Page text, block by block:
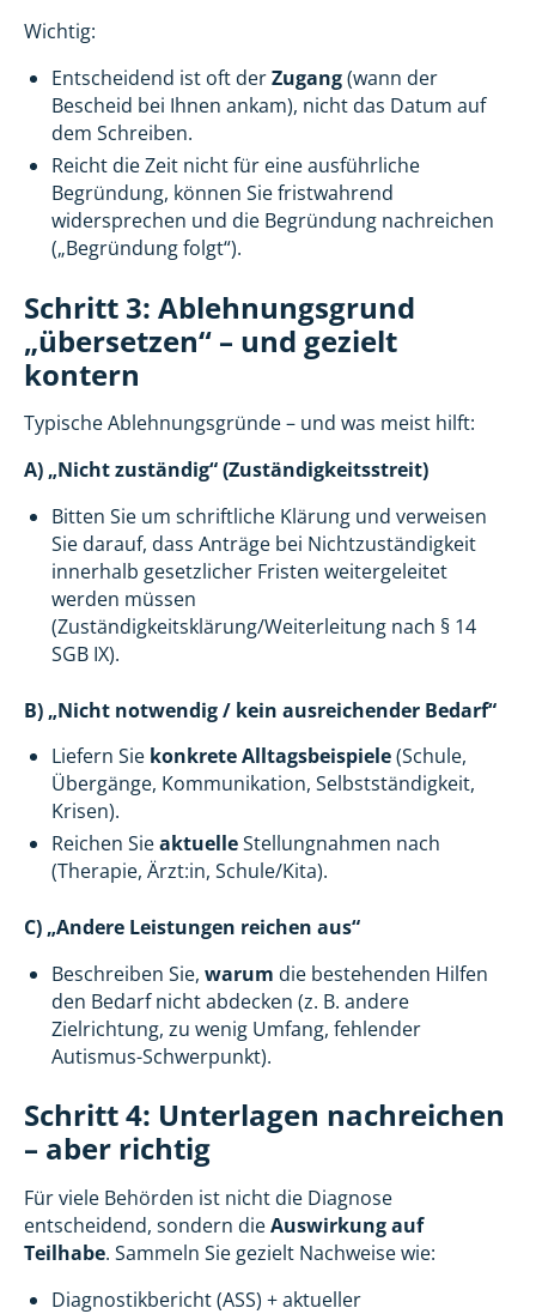
Wichtig:
Entscheidend ist oft derZugang(wann der
Bescheid bei Ihnen ankam), nicht das Datum auf
dem Schreiben.
Reicht die Zeit nicht für eine ausführliche
Begründung, können Sie fristwahrend
widersprechen und die Begründung nachreichen
(„Begründung folgt“).
Schritt 3: Ablehnungsgrund
„übersetzen“ – und gezielt
kontern
Typische Ablehnungsgründe – und was meist hilft:
A) „Nicht zuständig“ (Zuständigkeitsstreit)
Bitten Sie um schriftliche Klärung und verweisen
Sie darauf, dass Anträge bei Nichtzuständigkeit
innerhalb gesetzlicher Fristen weitergeleitet
werden müssen
(Zuständigkeitsklärung/Weiterleitung nach § 14
SGB IX).
B) „Nicht notwendig / kein ausreichender Bedarf“
Liefern Sie konkrete Alltagsbeispiele(Schule,
Übergänge, Kommunikation, Selbstständigkeit,
Krisen).
Reichen SieaktuelleStellungnahmen nach
(Therapie, Ärzt:in, Schule/Kita).
C) „Andere Leistungen reichen aus“
Beschreiben Sie,warum die bestehenden Hilfen
den Bedarf nicht abdecken (z. B. andere
Zielrichtung, zu wenig Umfang, fehlender
Autismus-Schwerpunkt).
Schritt 4: Unterlagen nachreichen
– aber richtig
Für viele Behörden ist nicht die Diagnose
entscheidend, sondern dieAuswirkung auf
Teilhabe. Sammeln Sie gezielt Nachweise wie:
Diagnostikbericht (ASS) + aktueller